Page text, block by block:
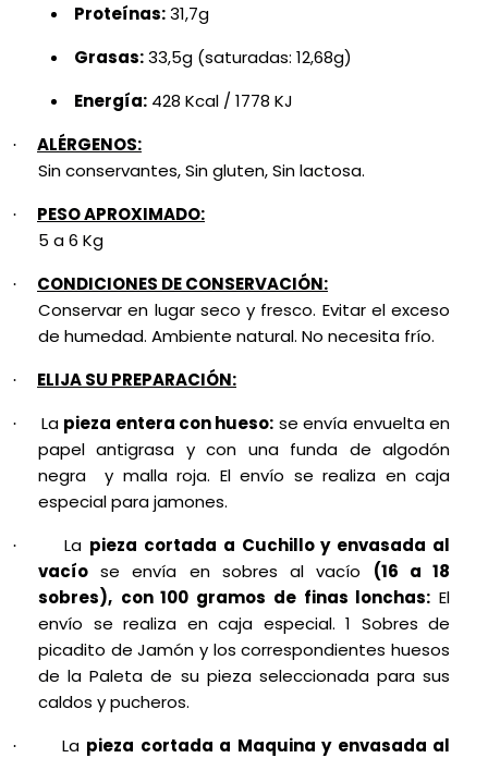
Proteínas:31,7g
Grasas:33,5g (saturadas: 12,68g)
Energía: 428 Kcal / 1778 KJ
·
ALÉRGENOS:
Sin conservantes, Sin gluten, Sin lactosa.
·
PESO APROXIMADO:
5 a 6 Kg
·
CONDICIONES DE CONSERVACIÓN:
Conservar en lugar seco y fresco. Evitar el exceso
de humedad. Ambiente natural. No necesita frío.
· ELIJA SU PREPARACIÓN:
· La pieza entera con hueso: se envía envuelta en
papel antigrasa y con una funda de algodón
negra
y malla roja. El envío se realiza en caja
especial para jamones.
· La pieza cortada a Cuchillo y envasada al
vacío se envía en sobres al vacío (16 a 18
sobres), con 100 gramos de finas lonchas: El
envío se realiza en caja especial. 1 Sobres de
picadito de Jamón y los correspondientes huesos
de la Paleta de su pieza seleccionada para sus
caldos y pucheros.
· La pieza cortada a Maquina y envasada al